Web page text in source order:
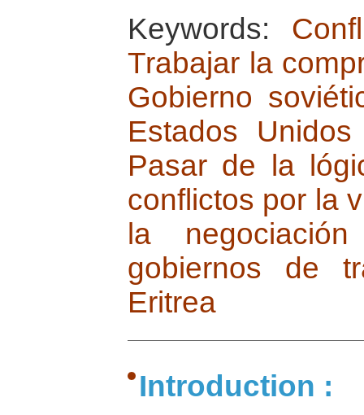
Keywords:
Trabajar la
Gobierno
Estados Unidos
Pasar de la
conflictos por la
la
gobiernos de
Eritrea
Introduction :